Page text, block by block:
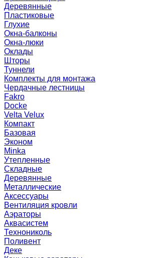
Деревянные
Пластиковые
Глухие
Окна-балконы
Окна-люки
Оклады
Шторы
Туннели
Комплекты для монтажа
Чердачные лестницы
Fakro
Docke
Velta Velux
Компакт
Базовая
Эконом
Minka
Утепленные
Складные
Деревянные
Металлические
Аксессуары
Вентиляция кровли
Аэраторы
Аквасистем
Технониколь
Поливент
Деке